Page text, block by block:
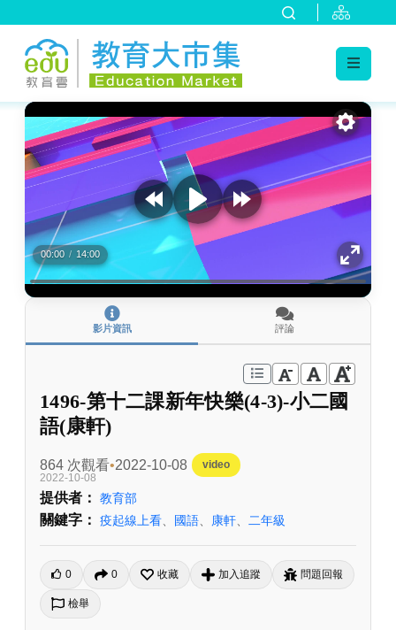
:::
00:00 / 14:00
影片資訊 評論
1496-第十二課新年快樂(4-3)-小二國
語(康軒)
864 次觀看 2022-10-08
video
2022-10-08
提供者： 教育部
關鍵字： 疫起線上看 國語 康軒 二年級
0 0 收藏 加入追蹤 問題回報
檢舉